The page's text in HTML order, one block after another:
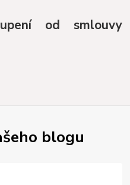
od smlouvy
blogu